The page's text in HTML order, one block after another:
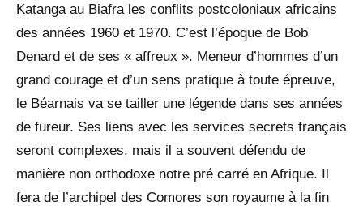
Katanga au Biafra les conflits postcoloniaux africains
des années 1960 et 1970. C’est l’époque de Bob
Denard et de ses « affreux ». Meneur d’hommes d’un
grand courage et d’un sens pratique à toute épreuve,
le Béarnais va se tailler une légende dans ses années
de fureur. Ses liens avec les services secrets français
seront complexes, mais il a souvent défendu de
manière non orthodoxe notre pré carré en Afrique. Il
fera de l’archipel des Comores son royaume à la fin